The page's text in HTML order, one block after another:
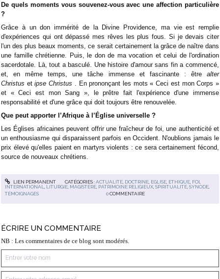
De quels moments vous souvenez-vous avec une affection particulière
?
Grâce à un don immérité de la Divine Providence, ma vie est remplie
d'expériences qui ont dépassé mes rêves les plus fous. Si je devais citer
l'un des plus beaux moments, ce serait certainement la grâce de naître dans
une famille chrétienne. Puis, le don de ma vocation et celui de l'ordination
sacerdotale. Là, tout a basculé. Une histoire d'amour sans fin a commencé,
et, en même temps, une tâche immense et fascinante : être alter
Christus etipse Christus . En prononçant les mots « Ceci est mon Corps »
et « Ceci est mon Sang », le prêtre fait l'expérience d'une immense
responsabilité et d'une grâce qui doit toujours être renouvelée.
Que peut apporter l’Afrique à l’Église universelle ?
Les Églises africaines peuvent offrir une fraîcheur de foi, une authenticité et
un enthousiasme qui disparaissent parfois en Occident. N'oublions jamais le
prix élevé qu'elles paient en martyrs violents : ce sera certainement fécond,
source de nouveaux chrétiens.
LIEN PERMANENT CATÉGORIES :ACTUALITÉ, DOCTRINE, EGLISE, ETHIQUE, FOI
INTERNATIONAL
LITURGIE MAGISTÈRE PATRIMOINE RELIGIEUX ,SPIRITUALITÉ ,SYNODE
TÉMOIGNAGES
0 COMMENTAIRE
ÉCRIRE UN COMMENTAIRE
NB : Les commentaires de ce blog sont modérés.